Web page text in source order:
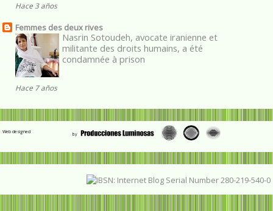
Hace 3 años
Femmes des deux rives
Nasrin Sotoudeh, avocate iranienne et
militante des droits humains, a été
condamnée à prison
Hace 7 años
Web designed